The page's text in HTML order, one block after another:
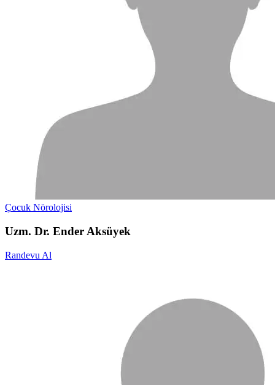
Çocuk Nörolojisi
Uzm. Dr. Ender Aksüyek
Randevu Al